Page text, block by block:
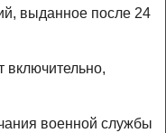
выданное после 24
включительно,
военной службы